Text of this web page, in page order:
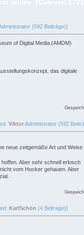
(592 Beiträge)]
of Digital Media (AMDM)
das digitale
ViktorAdministrator (592
neue zeitgemäße Art und Weise
Aber sehr schnell erlosch
vom Hocker gehauen. Aber
KarlSchön (4 Beiträge)]